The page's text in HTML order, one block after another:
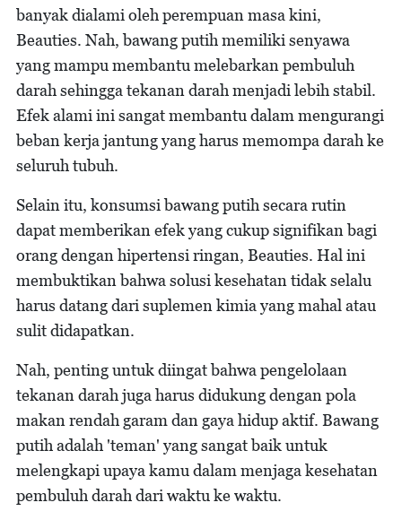
banyak dialami oleh perempuan masa kini,
Beauties. Nah, bawang putih memiliki senyawa
yang mampu membantu melebarkan pembuluh
darah sehingga tekanan darah menjadi lebih stabil.
Efek alami ini sangat membantu dalam mengurangi
beban kerja jantung yang harus memompa darah ke
seluruh tubuh.
Selain itu, konsumsi bawang putih secara rutin
dapat memberikan efek yang cukup signifikan bagi
orang dengan hipertensi ringan, Beauties. Hal ini
membuktikan bahwa solusi kesehatan tidak selalu
harus datang dari suplemen kimia yang mahal atau
sulit didapatkan.
Nah, penting untuk diingat bahwa pengelolaan
tekanan darah juga harus didukung dengan pola
makan rendah garam dan gaya hidup aktif. Bawang
putih adalah 'teman' yang sangat baik untuk
melengkapi upaya kamu dalam menjaga kesehatan
pembuluh darah dari waktu ke waktu.